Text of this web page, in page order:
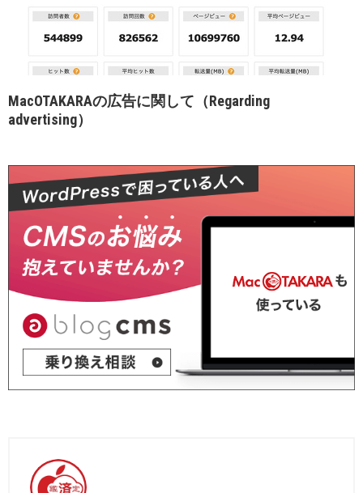
MacOTAKARAの広告に関して（Regarding
advertising）